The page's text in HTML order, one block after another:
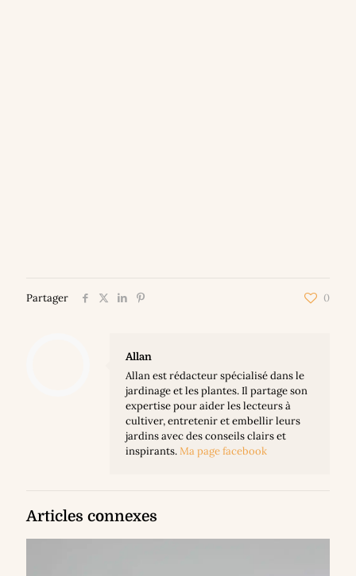
Partager 0
Allan
Allan est rédacteur spécialisé dans le
jardinage et les plantes. Il partage son
expertise pour aider les lecteurs à
cultiver, entretenir et embellir leurs
jardins avec des conseils clairs et
inspirants.Ma page facebook
Articles connexes